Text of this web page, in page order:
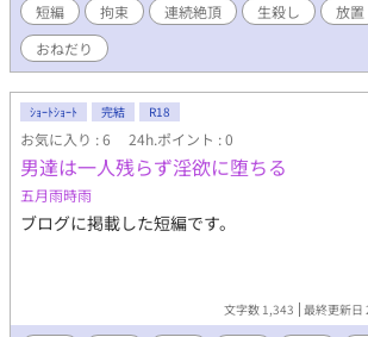
短編 拘束 連続絶頂 生殺し 放置
おねだり
ｼｮｰﾄｼｮｰﾄ 完結 R18
お気に入り : 6 24h.ポイント : 0
男達は一人残らず淫欲に堕ちる
五月雨時雨
ブログに掲載した短編です。
文字数 1,343 最終更新日